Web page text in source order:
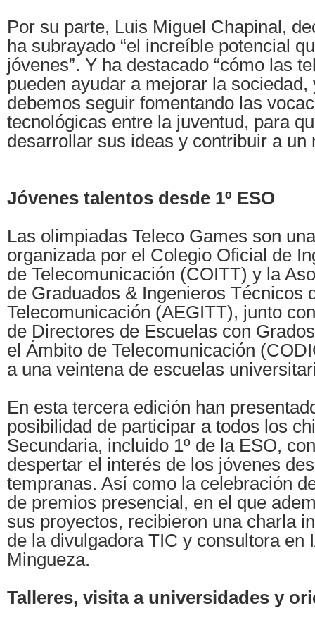
Por su parte, Luis Miguel Chapinal,
ha subrayado “el increíble potencial
jóvenes”. Y ha destacado “cómo las
pueden ayudar a mejorar la sociedad,
debemos seguir fomentando las
tecnológicas entre la juventud, para
desarrollar sus ideas y contribuir a un
Jóvenes talentos desde 1º ESO
Las olimpiadas Teleco Games son
organizada por el Colegio Oficial de
de Telecomunicación (COITT) y la
de Graduados & Ingenieros Técnicos
Telecomunicación (AEGITT), junto
de Directores de Escuelas con
el Ámbito de Telecomunicación
a una veintena de escuelas
En esta tercera edición han
posibilidad de participar a todos los
Secundaria, incluido 1º de la ESO,
despertar el interés de los jóvenes
tempranas. Así como la celebración
de premios presencial, en el que
sus proyectos, recibieron una charla
de la divulgadora TIC y consultora en
Mingueza.
Talleres, visita a universidades y